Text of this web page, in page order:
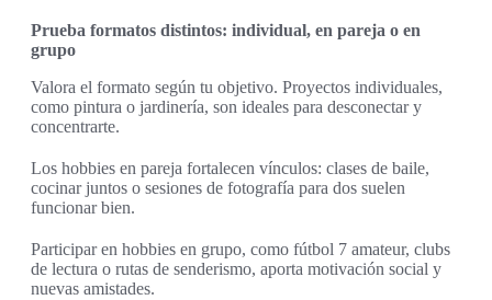
Prueba formatos distintos: individual, en pareja o en
grupo
Valora el formato según tu objetivo. Proyectos individuales,
como pintura o jardinería, son ideales para desconectar y
concentrarte.
Los hobbies en pareja fortalecen vínculos: clases de baile,
cocinar juntos o sesiones de fotografía para dos suelen
funcionar bien.
Participar en hobbies en grupo, como fútbol 7 amateur, clubs
de lectura o rutas de senderismo, aporta motivación social y
nuevas amistades.